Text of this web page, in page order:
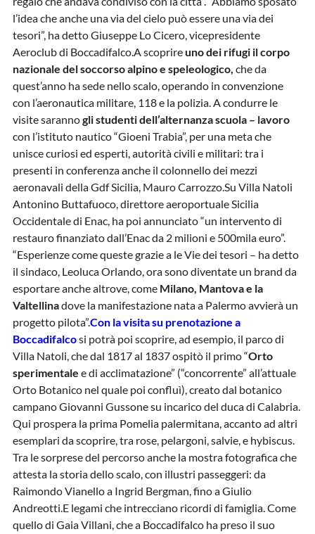
l’idea che anche una via del cielo può essere una via dei
tesori”, ha detto Giuseppe Lo Cicero, vicepresidente
Aeroclub di Boccadifalco.A scoprireuno dei rifugi il corpo
nazionale del soccorso alpino e speleologico, che da
quest’anno ha sede nello scalo, operando in convenzione
con l’aeronautica militare, 118 e la polizia. A condurre le
visite sarannogli studenti dell’alternanza scuola – lavoro
con l’istituto nautico “Gioeni Trabia”, per una meta che
unisce curiosi ed esperti, autorità civili e militari: tra i
presenti in conferenza anche il colonnello dei mezzi
aeronavali della Gdf Sicilia, Mauro Carrozzo.Su Villa Natoli
Antonino Buttafuoco, direttore aeroportuale Sicilia
Occidentale di Enac, ha poi annunciato “un intervento di
restauro finanziato dall’Enac da 2 milioni e 500mila euro”.
“Esperienze come queste grazie a le Vie dei tesori – ha detto
il sindaco, Leoluca Orlando, ora sono diventate un brand da
esportare anche altrove, come Milano, Mantova e la
Valtellinadove la manifestazione nata a Palermo avvierà un
progetto pilota”.Con la visita su prenotazione a
Boccadifalcosi potrà poi scoprire, ad esempio, il parco di
Villa Natoli, che dal 1817 al 1837 ospitò il primo “Orto
sperimentale e di acclimatazione” (“concorrente” all’attuale
Orto Botanico nel quale poi confluì), creato dal botanico
campano Giovanni Gussone su incarico del duca di Calabria.
Qui prospera la prima Pomelia palermitana, accanto ad altri
esemplari da scoprire, tra rose, pelargoni, salvie, e hybiscus.
Tra le sorprese del percorso anche la mostra fotografica che
attesta la storia dello scalo, con illustri passeggeri: da
Raimondo Vianello a Ingrid Bergman, fino a Giulio
Andreotti.E legami che intrecciano ricordi di famiglia. Come
quello di Gaia Villani, che a Boccadifalco ha preso il suo